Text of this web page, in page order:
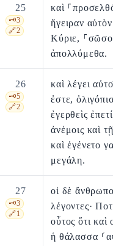
25
🗝️3
🔗2
καὶ
ἤγειραν
Κύριε,
ἀπολλύμεθα.
26
🗝️5
🔗2
καὶ λέγει
ἐστε,
ἐγερθεὶς
ἀνέμοις καὶ
καὶ ἐγένετο
μεγάλη.
27
🗝️3
🔗1
οἱ δὲ
λέγοντες·
οὗτος ὅτι καὶ
ἡ θάλασσα